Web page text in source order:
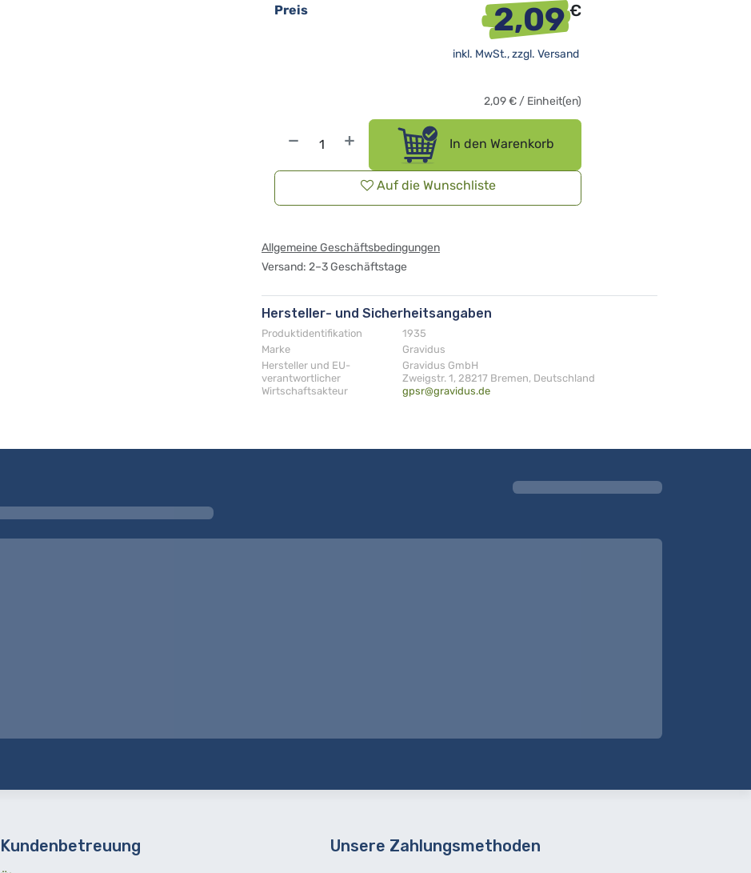
In den Warenkorb
Auf die Wunschliste
Preis 2,09€
inkl. MwSt., zzgl. Versand
2,09€/ Einheit(en)
Allgemeine Geschäftsbedingungen
Versand: 2–3 Geschäftstage
Hersteller- und Sicherheitsangaben
Produktidentifikation
1935
Marke
Gravidus
Hersteller und EU-
verantwortlicher
Wirtschaftsakteur
Gravidus GmbH
Zweigstr. 1, 28217 Bremen, Deutschland
gpsr@gravidus.de
Kundenbetreuung Unsere Zahlungsmethoden